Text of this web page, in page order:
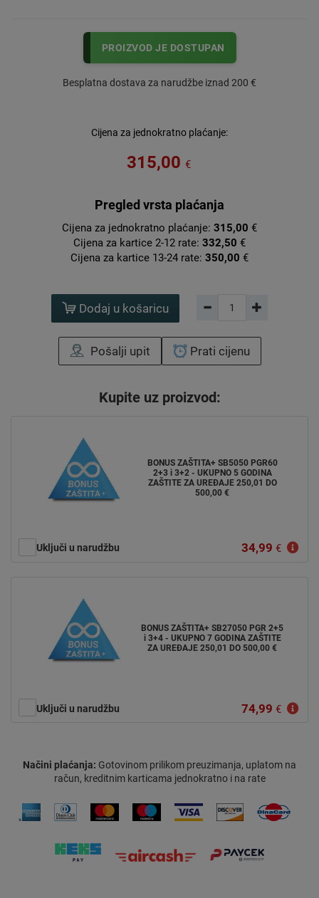
PROIZVOD JE DOSTUPAN
Besplatna dostava za narudžbe iznad 200 €
Cijena za jednokratno plaćanje:
315,00 €
Pregled vrsta plaćanja
Cijena za jednokratno plaćanje: 315,00 €
Cijena za kartice 2-12 rate: 332,50 €
Cijena za kartice 13-24 rate: 350,00 €
Dodaj u košaricu
Pošalji upit Prati cijenu
Kupite uz proizvod:
BONUS ZAŠTITA+ SB5050 PGR60
2+3 i 3+2 - UKUPNO 5 GODINA
ZAŠTITE ZA UREĐAJE 250,01 DO
500,00 €
Uključi u narudžbu 34,99 €
BONUS ZAŠTITA+ SB27050 PGR 2+5
i 3+4 - UKUPNO 7 GODINA ZAŠTITE
ZA UREĐAJE 250,01 DO 500,00 €
Uključi u narudžbu 74,99 €
Načini plaćanja: Gotovinom prilikom preuzimanja, uplatom na
račun, kreditnim karticama jednokratno i na rate